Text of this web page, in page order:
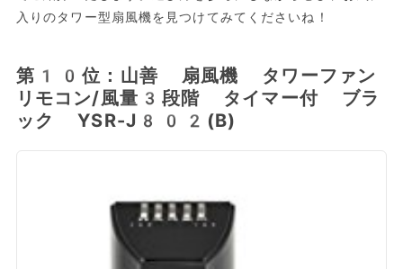
入りのタワー型扇風機を見つけてみてくださいね！
第10位：山善 扇風機 タワーファン
リモコン/風量3段階 タイマー付 ブラ
ック YSR-J802(B)